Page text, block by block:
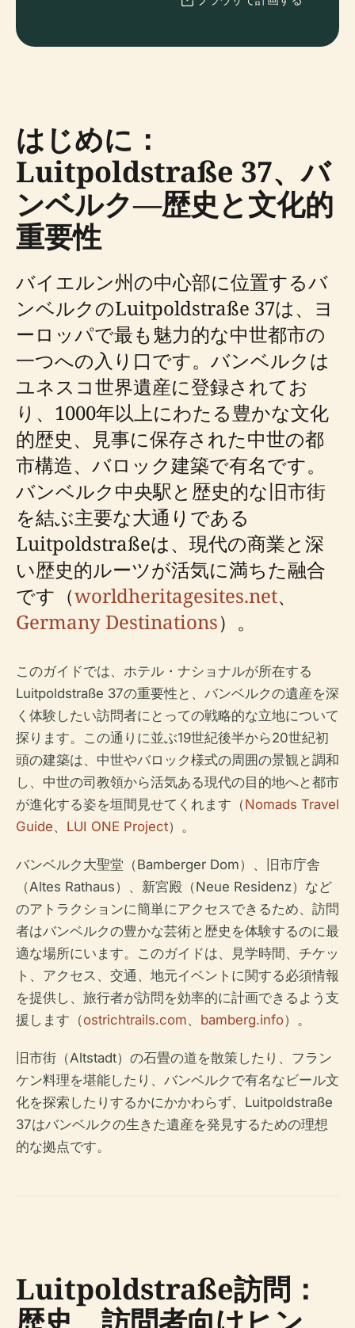
はじめに：
Luitpoldstraße 37、バ
ンベルク—歴史と文化的
重要性
バイエルン州の中心部に位置するバ
ンベルクのLuitpoldstraße 37は、ヨ
ーロッパで最も魅力的な中世都市の
一つへの入り口です。バンベルクは
ユネスコ世界遺産に登録されてお
り、1000年以上にわたる豊かな文化
的歴史、見事に保存された中世の都
市構造、バロック建築で有名です。
バンベルク中央駅と歴史的な旧市街
を結ぶ主要な大通りである
Luitpoldstraßeは、現代の商業と深
い歴史的ルーツが活気に満ちた融合
です（worldheritagesites.net、
Germany Destinations）。
このガイドでは、ホテル・ナショナルが所在する
Luitpoldstraße 37の重要性と、バンベルクの遺産を深
く体験したい訪問者にとっての戦略的な立地について
探ります。この通りに並ぶ19世紀後半から20世紀初
頭の建築は、中世やバロック様式の周囲の景観と調和
し、中世の司教領から活気ある現代の目的地へと都市
が進化する姿を垣間見せてくれます（Nomads Travel
Guide、 LUI ONE Project）。
バンベルク大聖堂（Bamberger Dom）、旧市庁舎
（Altes Rathaus）、新宮殿（Neue Residenz）など
のアトラクションに簡単にアクセスできるため、訪問
者はバンベルクの豊かな芸術と歴史を体験するのに最
適な場所にいます。このガイドは、見学時間、チケッ
ト、アクセス、交通、地元イベントに関する必須情報
を提供し、旅行者が訪問を効率的に計画できるよう支
援します（ostrichtrails.com、 bamberg.info）。
旧市街（Altstadt）の石畳の道を散策したり、フラン
ケン料理を堪能したり、バンベルクで有名なビール文
化を探索したりするかにかかわらず、Luitpoldstraße
37はバンベルクの生きた遺産を発見するための理想
的な拠点です。
Luitpoldstraße訪問：